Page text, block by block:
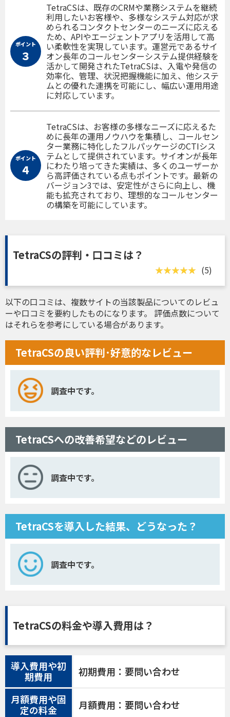
ポイント
３
TetraCSは、既存のCRMや業務システムを継続
利用したいお客様や、多様なシステム対応が求
められるコンタクトセンターのニーズに応える
ため、APIやエージェントアプリを活用して高
い柔軟性を実現しています。運営元であるサイ
オン長年のコールセンターシステム提供経験を
活かして開発されたTetraCSは、入電や発信の
効率化、管理、状況把握機能に加え、他システ
ムとの優れた連携を可能にし、幅広い運用用途
に対応しています。
ポイント
４
TetraCSは、お客様の多様なニーズに応えるた
めに長年の運用ノウハウを集積し、コールセン
ター業務に特化したフルパッケージのCTIシス
テムとして提供されています。サイオンが長年
にわたり培ってきた実績は、多くのユーザーか
ら高評価されている点もポイントです。最新の
バージョン3では、安定性がさらに向上し、機
能も拡充されており、理想的なコールセンター
の構築を可能にしています。
TetraCSの評判・口コミは？
(5)
以下の口コミは、複数サイトの当該製品についてのレビュ
ーや口コミを要約したものになります。 評価点数について
はそれらを参考にしている場合があります。
TetraCSの良い評判･好意的なレビュー
調査中です。
TetraCSへの改善希望などのレビュー
調査中です。
TetraCSを導入した結果、どうなった？
調査中です。
TetraCSの料金や導入費用は？
導入費用や初
期費用
初期費用：要問い合わせ
月額費用や固
定の料金
月額費用：要問い合わせ